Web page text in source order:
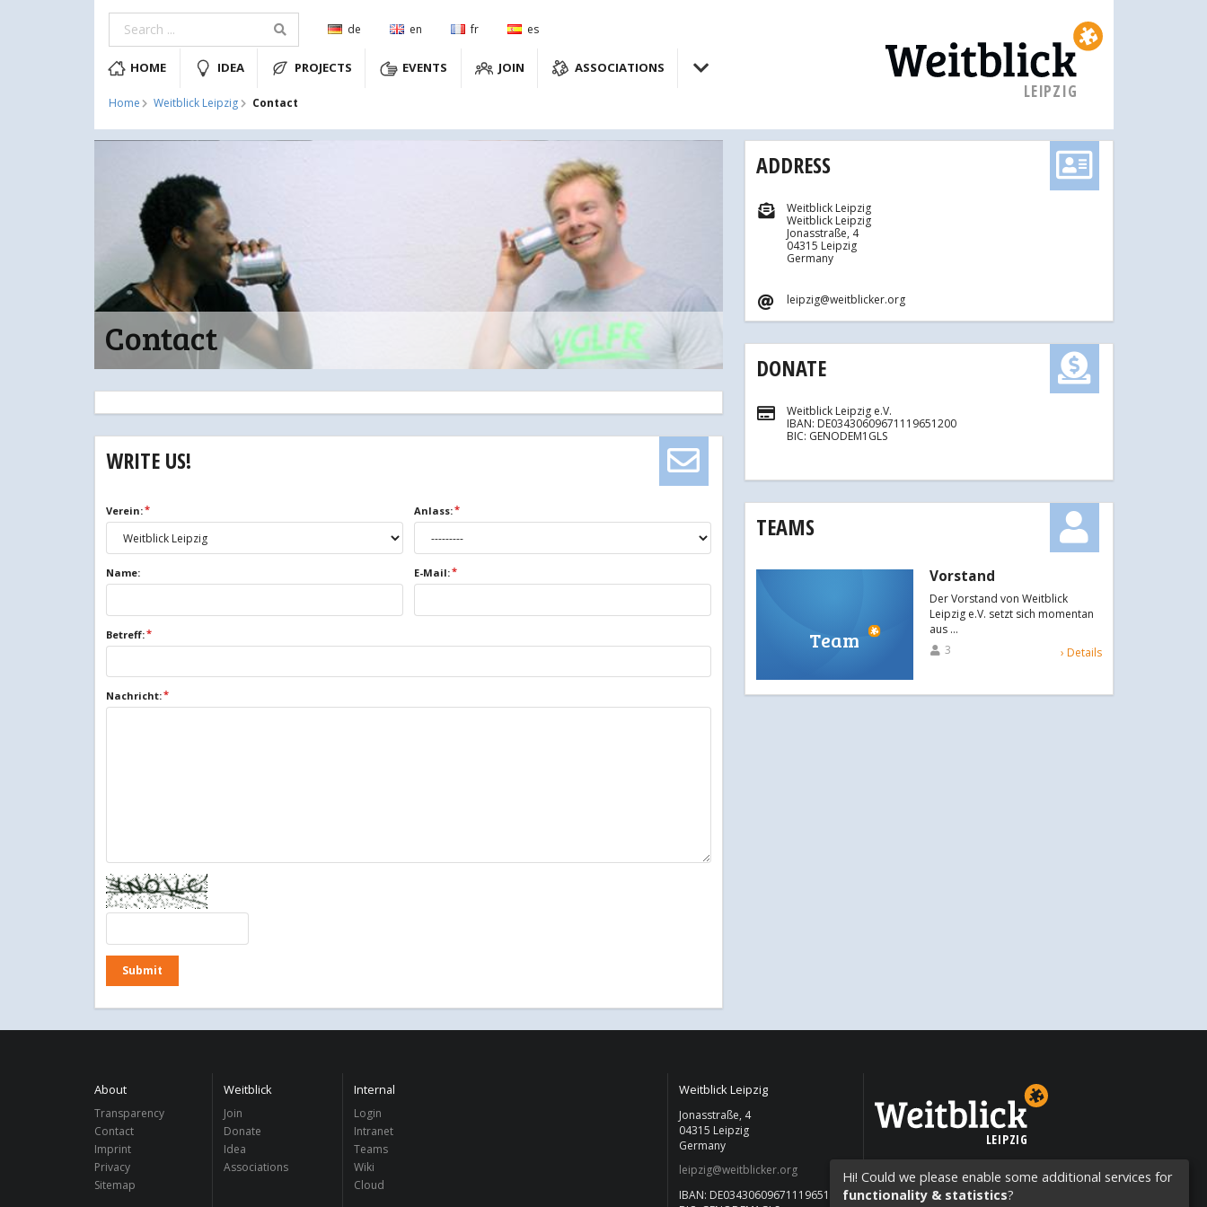
de en fr es
HOME IDEA PROJECTS EVENTS JOIN ASSOCIATIONS
Home Weitblick Leipzig Contact
LEIPZIG
Contact
WRITE US!
Verein: Anlass:
Name: E-Mail:
Betreff:
Nachricht:
ADDRESS
Weitblick Leipzig
Weitblick Leipzig
Jonasstraße, 4
04315 Leipzig
Germany
leipzig@weitblicker.org
DONATE
Weitblick Leipzig e.V.
IBAN: DE03430609671119651200
BIC: GENODEM1GLS
TEAMS
Team
Vorstand
Der Vorstand von Weitblick
Leipzig e.V. setzt sich momentan
aus …
› Details
3
About
Transparency
Contact
Imprint
Privacy
Sitemap
Weitblick
Join
Donate
Idea
Associations
Internal
Login
Intranet
Teams
Wiki
Cloud
Weitblick Leipzig
Jonasstraße, 4
04315 Leipzig
Germany
leipzig@weitblicker.org
IBAN: DE03430609671119651200
LEIPZIG
Hi! Could we please enable some additional services for
functionality & statistics?